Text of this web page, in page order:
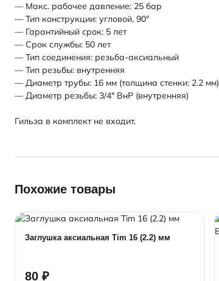
— Макс. рабочее давление: 25 бар
— Тип конструкции: угловой, 90°
— Гарантийный срок: 5 лет
— Срок службы: 50 лет
— Тип соединения: резьба-аксиальный
— Тип резьбы: внутренняя
— Диаметр трубы: 16 мм (толщина стенки: 2.2 мм)
— Диаметр резьбы: 3/4" ВнР (внутренняя)
Гильза в комплект не входит.
Похожие товары
Заглушка аксиальная Tim 16 (2.2) мм
80 ₽